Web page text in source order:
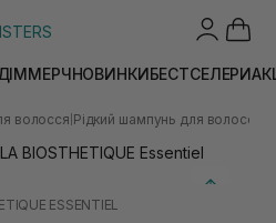
МЕРЧНОВИНКИБЕСТСЕЛЕРИ
волосся Рідкий шампунь для волосся
ESSENTIEL